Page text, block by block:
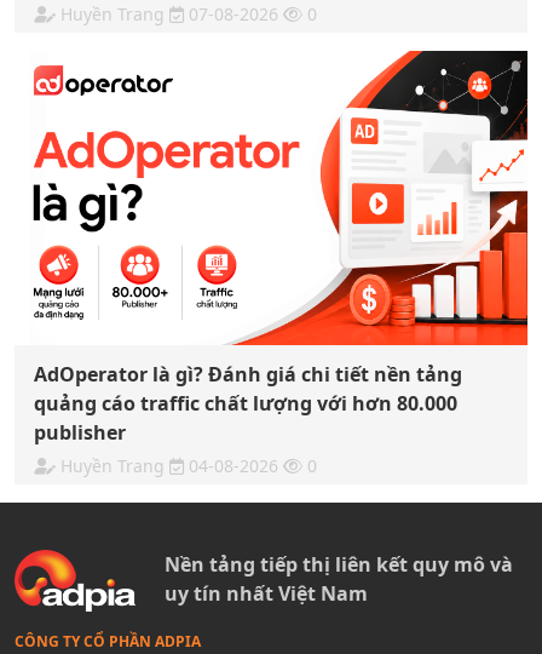
Huyền Trang 07-08-2026 0
AdOperator là gì? Đánh giá chi tiết nền tảng
quảng cáo traffic chất lượng với hơn 80.000
publisher
Huyền Trang 04-08-2026 0
Nền tảng tiếp thị liên kết quy mô và
uy tín nhất Việt Nam
CÔNG TY CỔ PHẦN ADPIA